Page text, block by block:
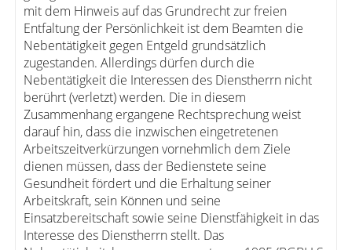
mit dem Hinweis auf das Grundrecht zur freien
Entfaltung der Persönlichkeit ist dem Beamten die
Nebentätigkeit gegen Entgeld grundsätzlich
zugestanden. Allerdings dürfen durch die
Nebentätigkeit die Interessen des Dienstherrn nicht
berührt (verletzt) werden. Die in diesem
Zusammenhang ergangene Rechtsprechung weist
darauf hin, dass die inzwischen eingetretenen
Arbeitszeitverkürzungen vornehmlich dem Ziele
dienen müssen, dass der Bedienstete seine
Gesundheit fördert und die Erhaltung seiner
Arbeitskraft, sein Können und seine
Einsatzbereitschaft sowie seine Dienstfähigkeit in das
Interesse des Dienstherrn stellt. Das